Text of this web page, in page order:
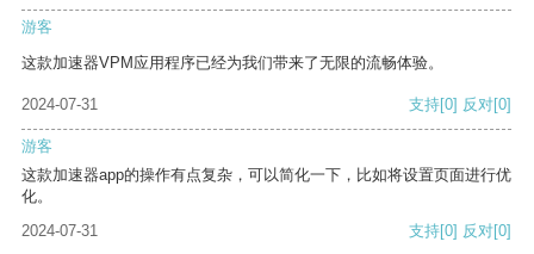
游客
这款加速器VPM应用程序已经为我们带来了无限的流畅体验。
2024-07-31 支持[0] 反对[0]
游客
这款加速器app的操作有点复杂，可以简化一下，比如将设置页面进行优
化。
2024-07-31
支持[0] 反对[0]